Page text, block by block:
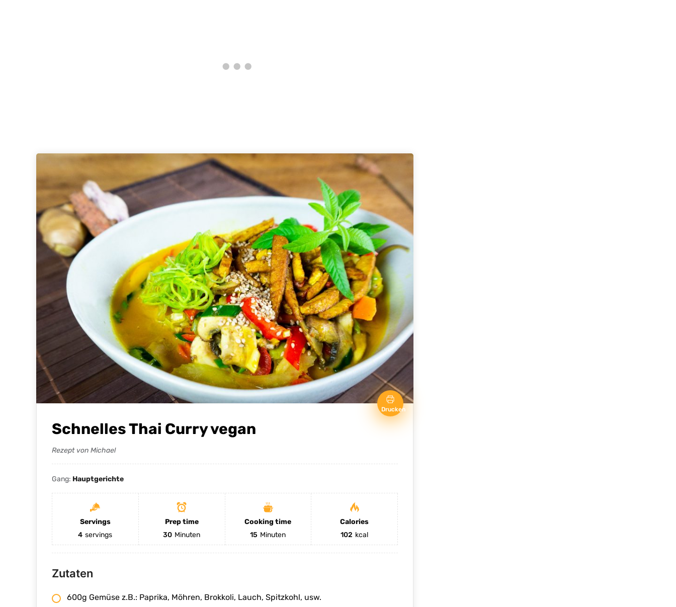
Drucken
Schnelles Thai Curry vegan
Rezept von Michael
Gang: Hauptgerichte
Servings
4 servings
Prep time
30 Minuten
Cooking time
15 Minuten
Calories
102 kcal
Zutaten
600g Gemüse z.B.: Paprika, Möhren, Brokkoli, Lauch, Spitzkohl, usw.